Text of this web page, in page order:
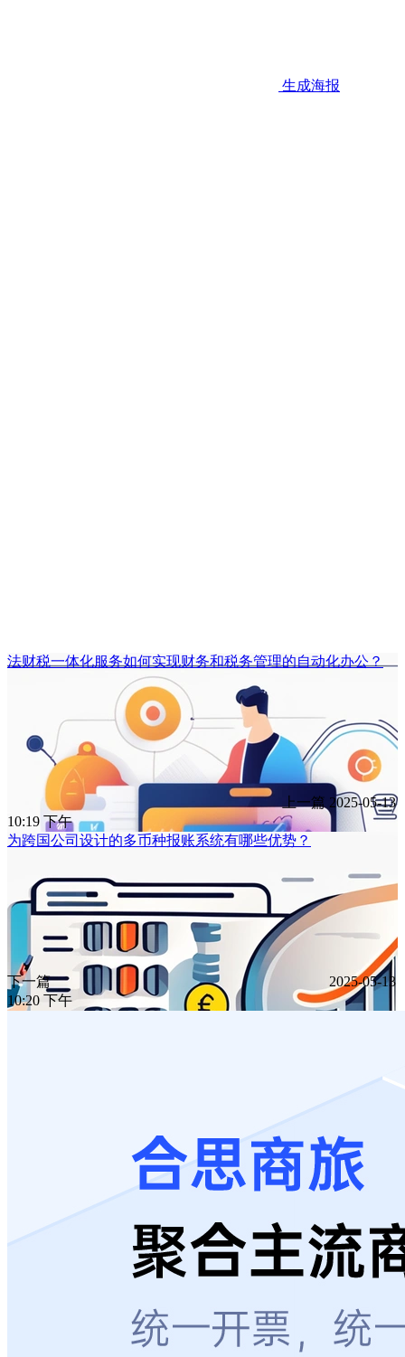
生成海报
法财税一体化服务如何实现财务和税务管理的自动化办公？
上一篇 2025-05-13
10:19 下午
为跨国公司设计的多币种报账系统有哪些优势？
下一篇
2025-05-13
10:20 下午